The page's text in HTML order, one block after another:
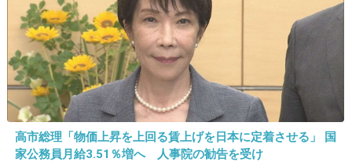
-2
33. 匿名2026/06/03(水) 19:19:28
基本助けようと頑張るけど、方向音痴すぎるので道聞かれ
るのが1番困る
説明苦手だから時間があれば連れてっちゃうかも
高市総理「物価上昇を上回る賃上げを日本に定着させる」 国
家公務員月給3.51％増へ 人事院の勧告を受け